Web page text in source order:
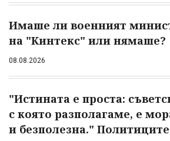
Имаше ли военният
на "Кинтекс" или нямаше?
08.08.2026
"Истината е проста:
с която разполагаме, е
и безполезна."